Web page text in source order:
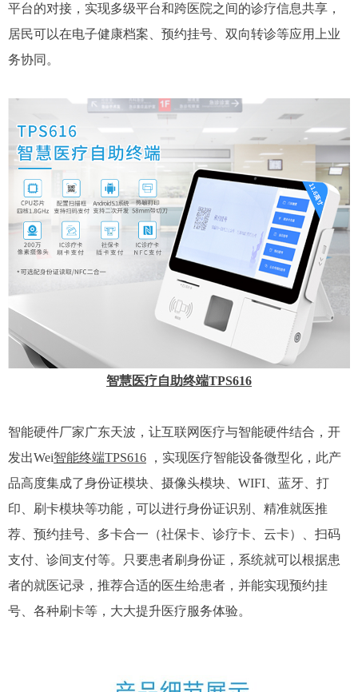
平台的对接，实现多级平台和跨医院之间的诊疗信息共享，
居民可以在电子健康档案、预约挂号、双向转诊等应用上业
务协同。
智慧医疗自助终端TPS616
智能硬件厂家广东天波，让互联网医疗与智能硬件结合，开
发出Wei智能终端TPS616 ，实现医疗智能设备微型化，此产
品高度集成了身份证模块、摄像头模块、WIFI、蓝牙、打
印、刷卡模块等功能，可以进行身份证识别、精准就医推
荐、预约挂号、多卡合一（社保卡、诊疗卡、云卡）、扫码
支付、诊间支付等。只要患者刷身份证，系统就可以根据患
者的就医记录，推荐合适的医生给患者，并能实现预约挂
号、各种刷卡等，大大提升医疗服务体验。